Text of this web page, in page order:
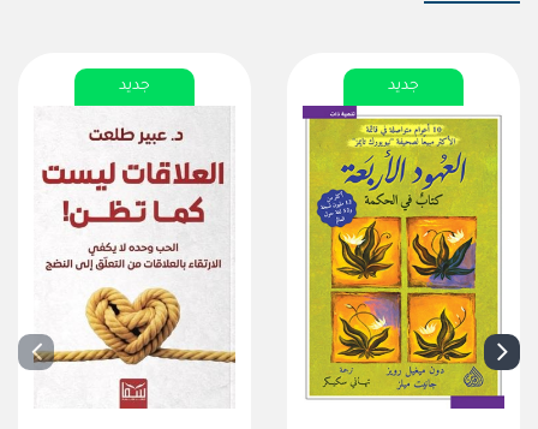
جديد جديد